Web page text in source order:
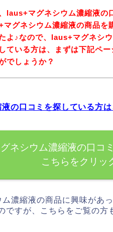
laus+マグネシウム濃縮液の
マグネシウム濃縮液の商品を
よ♪なので、laus+マグネシ
ている方は、まずは下記ペ
でしょうか？
の口コミを探している方
ネシウム濃縮液の口コ
こちらをクリッ
濃縮液の商品に興味があ
ですが、こちらをご覧の方